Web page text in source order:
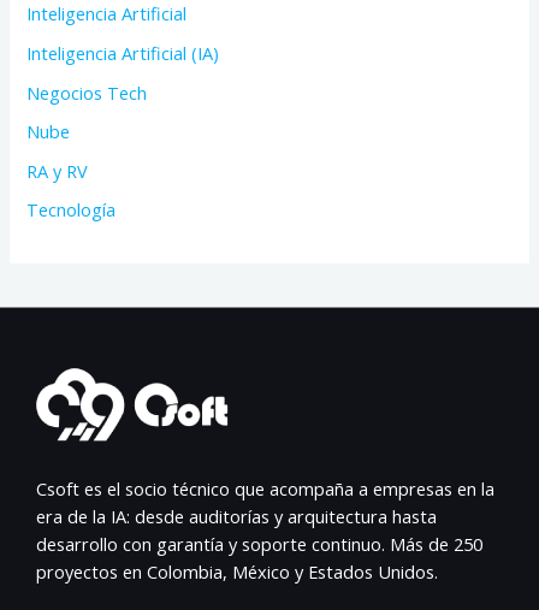
Inteligencia Artificial
Inteligencia Artificial (IA)
Negocios Tech
Nube
RA y RV
Tecnología
Csoft es el socio técnico que acompaña a empresas en la
era de la IA: desde auditorías y arquitectura hasta
desarrollo con garantía y soporte continuo. Más de 250
proyectos en Colombia, México y Estados Unidos.